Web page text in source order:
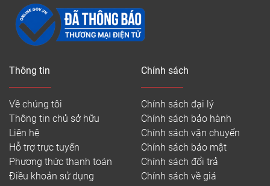
Ưu điểm của tấm nhựa PVC ốp bậc cầu
thang
Mặt bậc cầu thang nhựa giả gỗ được sản xuất từ
cốt nhựa SPC và thiết kế dạng lỗ rỗng tổ ong giúp
giảm trọng lực mà còn phân tán lực đều nên khả
năng chịu tải trọng rất tốt không lo cong vênh, nứt
vỡ óp ẹp.
Đa dạng mẫu mã, màu sắc
Trên thị trường hiện nay, tấm nhựa PVC ốp bậc cầu
Thông tin
Về chúng tôi
Thông tin chủ sở hữu
Liên hệ
Hỗ trợ trực tuyến
Phương thức thanh toán
Điều khoản sử dụng
Chính sách
Chính sách đại lý
Chính sách bảo hành
Chính sách vận chuyển
Chính sách bảo mật
Chính sách đổi trả
Chính sách về giá